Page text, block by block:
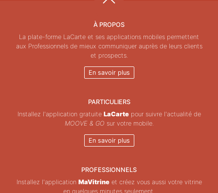
À PROPOS
La plate-forme LaCarte et ses applications mobiles permettent
aux Professionnels de mieux communiquer auprès de leurs clients
et prospects.
En savoir plus
PARTICULIERS
Installez l'application gratuite LaCartepour suivre l'actualité de
MOOVE & GO sur votre mobile.
En savoir plus
PROFESSIONNELS
Installez l'application MaVitrineet créez vous aussi votre vitrine
en quelques minutes seulement.